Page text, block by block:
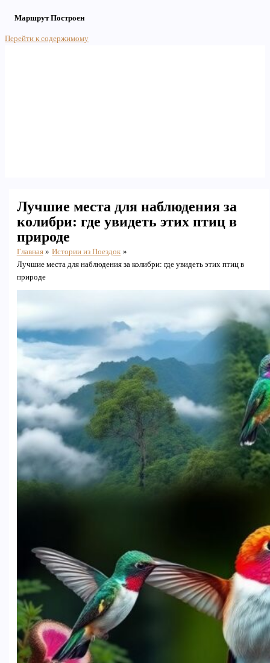
Маршрут Построен
Перейти к содержимому
Лучшие места для наблюдения за
колибри: где увидеть этих птиц в
природе
Главная
Истории из Поездок
Лучшие места для наблюдения за колибри: где увидеть этих птиц в
природе